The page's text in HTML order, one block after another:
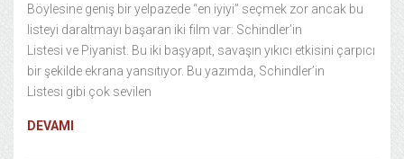
Böylesine geniş bir yelpazede “en iyiyi” seçmek zor ancak bu
listeyi daraltmayı başaran iki film var: Schindler’in
Listesi ve Piyanist. Bu iki başyapıt, savaşın yıkıcı etkisini çarpıcı
bir şekilde ekrana yansıtıyor. Bu yazımda, Schindler’in
Listesi gibi çok sevilen
DEVAMI